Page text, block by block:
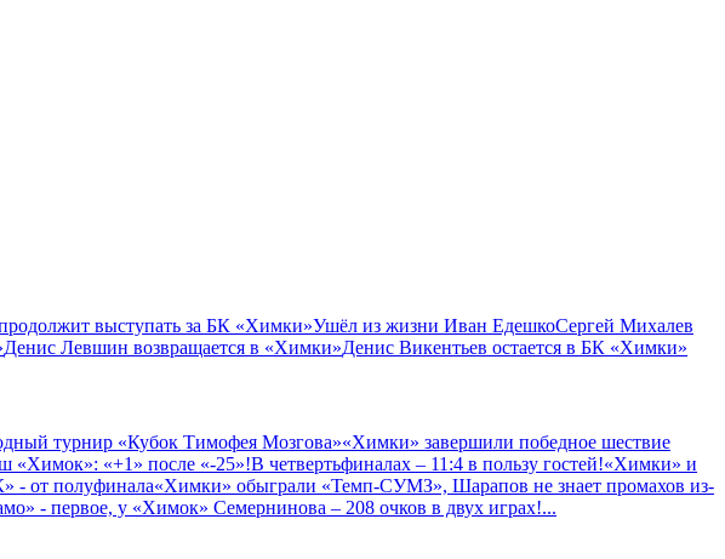
выступать за БК «Химки»Ушёл из жизни Иван ЕдешкоСергей Михалев
Денис Левшин возвращается в «Химки»Денис Викентьев остается в БК «Химки»
турнир «Кубок Тимофея Мозгова»«Химки» завершили победное шествие
«Химок»: «+1» после «-25»!В четвертьфиналах – 11:4 в пользу гостей!«Химки» и
- от полуфинала«Химки» обыграли «Темп-СУМЗ», Шарапов не знает промахов из-
- первое, у «Химок» Семернинова – 208 очков в двух играх!...